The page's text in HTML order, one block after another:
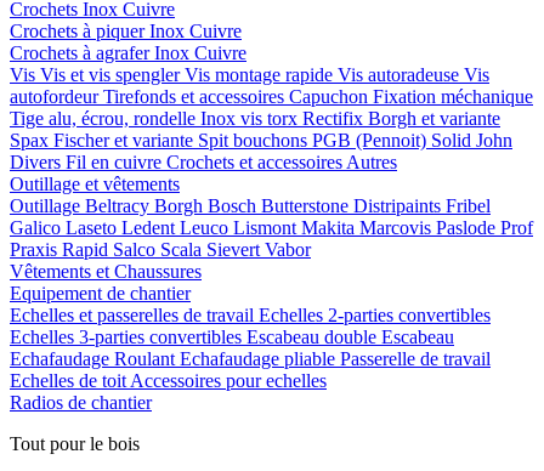
Crochets Inox Cuivre
Crochets à piquerInox Cuivre
Crochets à agraferInox Cuivre
Vis Vis et vis spenglerVis montage rapide Vis autoradeuse Vis
autofordeurTirefonds et accessoires Capuchon Fixation méchanique
Tige alu, écrou, rondelle Inox vis torx Rectifix Borgh et variante
Spax Fischer et variante Spit bouchons PGB (Pennoit) Solid John
Divers Fil en cuivre Crochets et accessoires Autres
Outillage et vêtements
Outillage Beltracy Borgh Bosch Butterstone Distripaints Fribel
Galico Laseto Ledent Leuco Lismont Makita Marcovis Paslode Prof
Praxis Rapid Salco Scala Sievert Vabor
Vêtements et Chaussures
Equipement de chantier
Echelles et passerelles de travail Echelles 2-parties convertibles
Echelles 3-parties convertibles Escabeau double Escabeau
Echafaudage Roulant Echafaudage pliable Passerelle de travail
Echelles de toit Accessoires pour echelles
Radios de chantier
Tout pour le bois